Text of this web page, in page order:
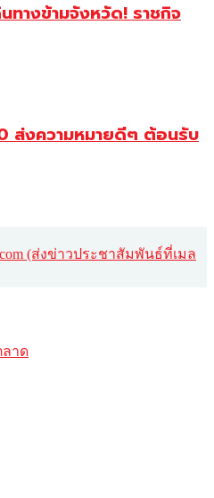
ทางข้ามจังหวัด! ราชกิจ
ส่งความหมายดีๆ ต้อนรับ
(ส่งข่าวประชาสัมพันธ์ที่เมล
ลาด